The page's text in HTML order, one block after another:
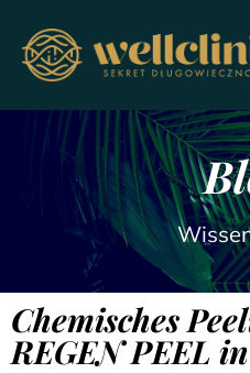
Chemisches
REGEN PEEL